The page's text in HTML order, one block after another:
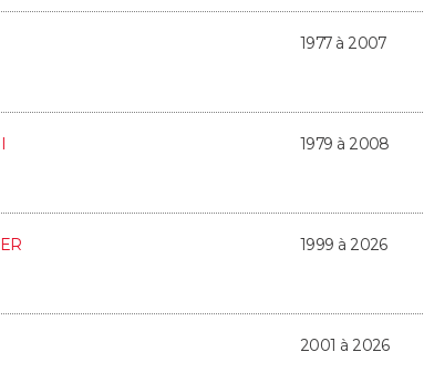
1977 à 2007
1979 à 2008
1999 à 2026
2001 à 2026